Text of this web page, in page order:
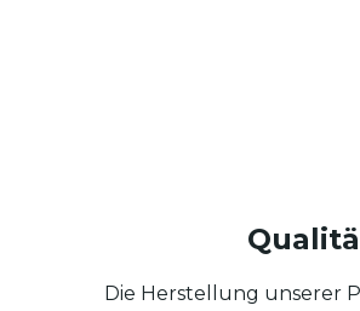
Die Herstellung unserer